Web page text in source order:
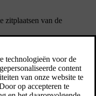
zitplaatsen van de
plaatsen, vind je
die je moet lezen,